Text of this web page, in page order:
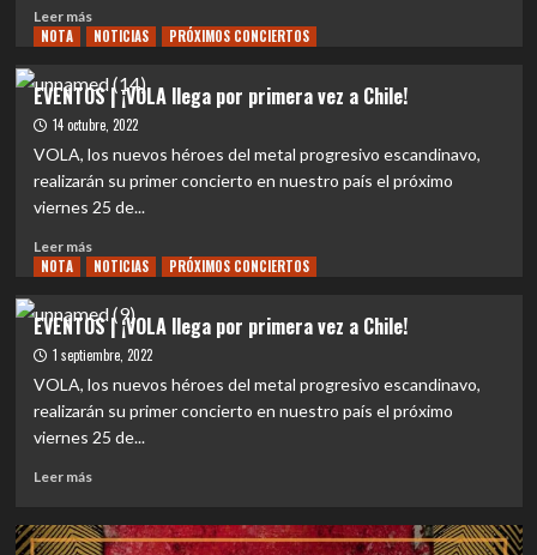
la
segunda
de
Septicflesh,
cuando
llegue
decidiremos
hacer
discos
antes
del
«Communion»
por
ahora
ahora.
Leer másLeer
más
EVENTOS
|
Anneke
van
Giersbergen
vuelve
a
Chile
para
en
Club
Chocolate
Marko
Hietala
NOTA NOTICIAS PRÓXIMOS CONCIERTOS
EVENTOS | ¡VOLA llega por primera vez a Chile!
14 octubre, 2022
VOLA, los nuevos héroes del metal progresivo escandinavo,
realizarán su primer concierto en nuestro país el próximo
viernes 25 de...
Leer másLeer
más
EVENTOS
|
¡VOLA
llega
por
primera
vez
a
NOTA NOTICIAS PRÓXIMOS CONCIERTOS
EVENTOS | ¡VOLA llega por primera vez a Chile!
1 septiembre, 2022
VOLA, los nuevos héroes del metal progresivo escandinavo,
realizarán su primer concierto en nuestro país el próximo
viernes 25 de...
Leer másLeer
EVENTOS